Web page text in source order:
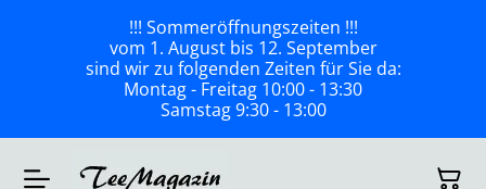
!!! Sommeröffnungszeiten !!!
vom 1. August bis 12. September
sind wir zu folgenden Zeiten für Sie da:
Montag - Freitag 10:00 - 13:30
Samstag 9:30 - 13:00